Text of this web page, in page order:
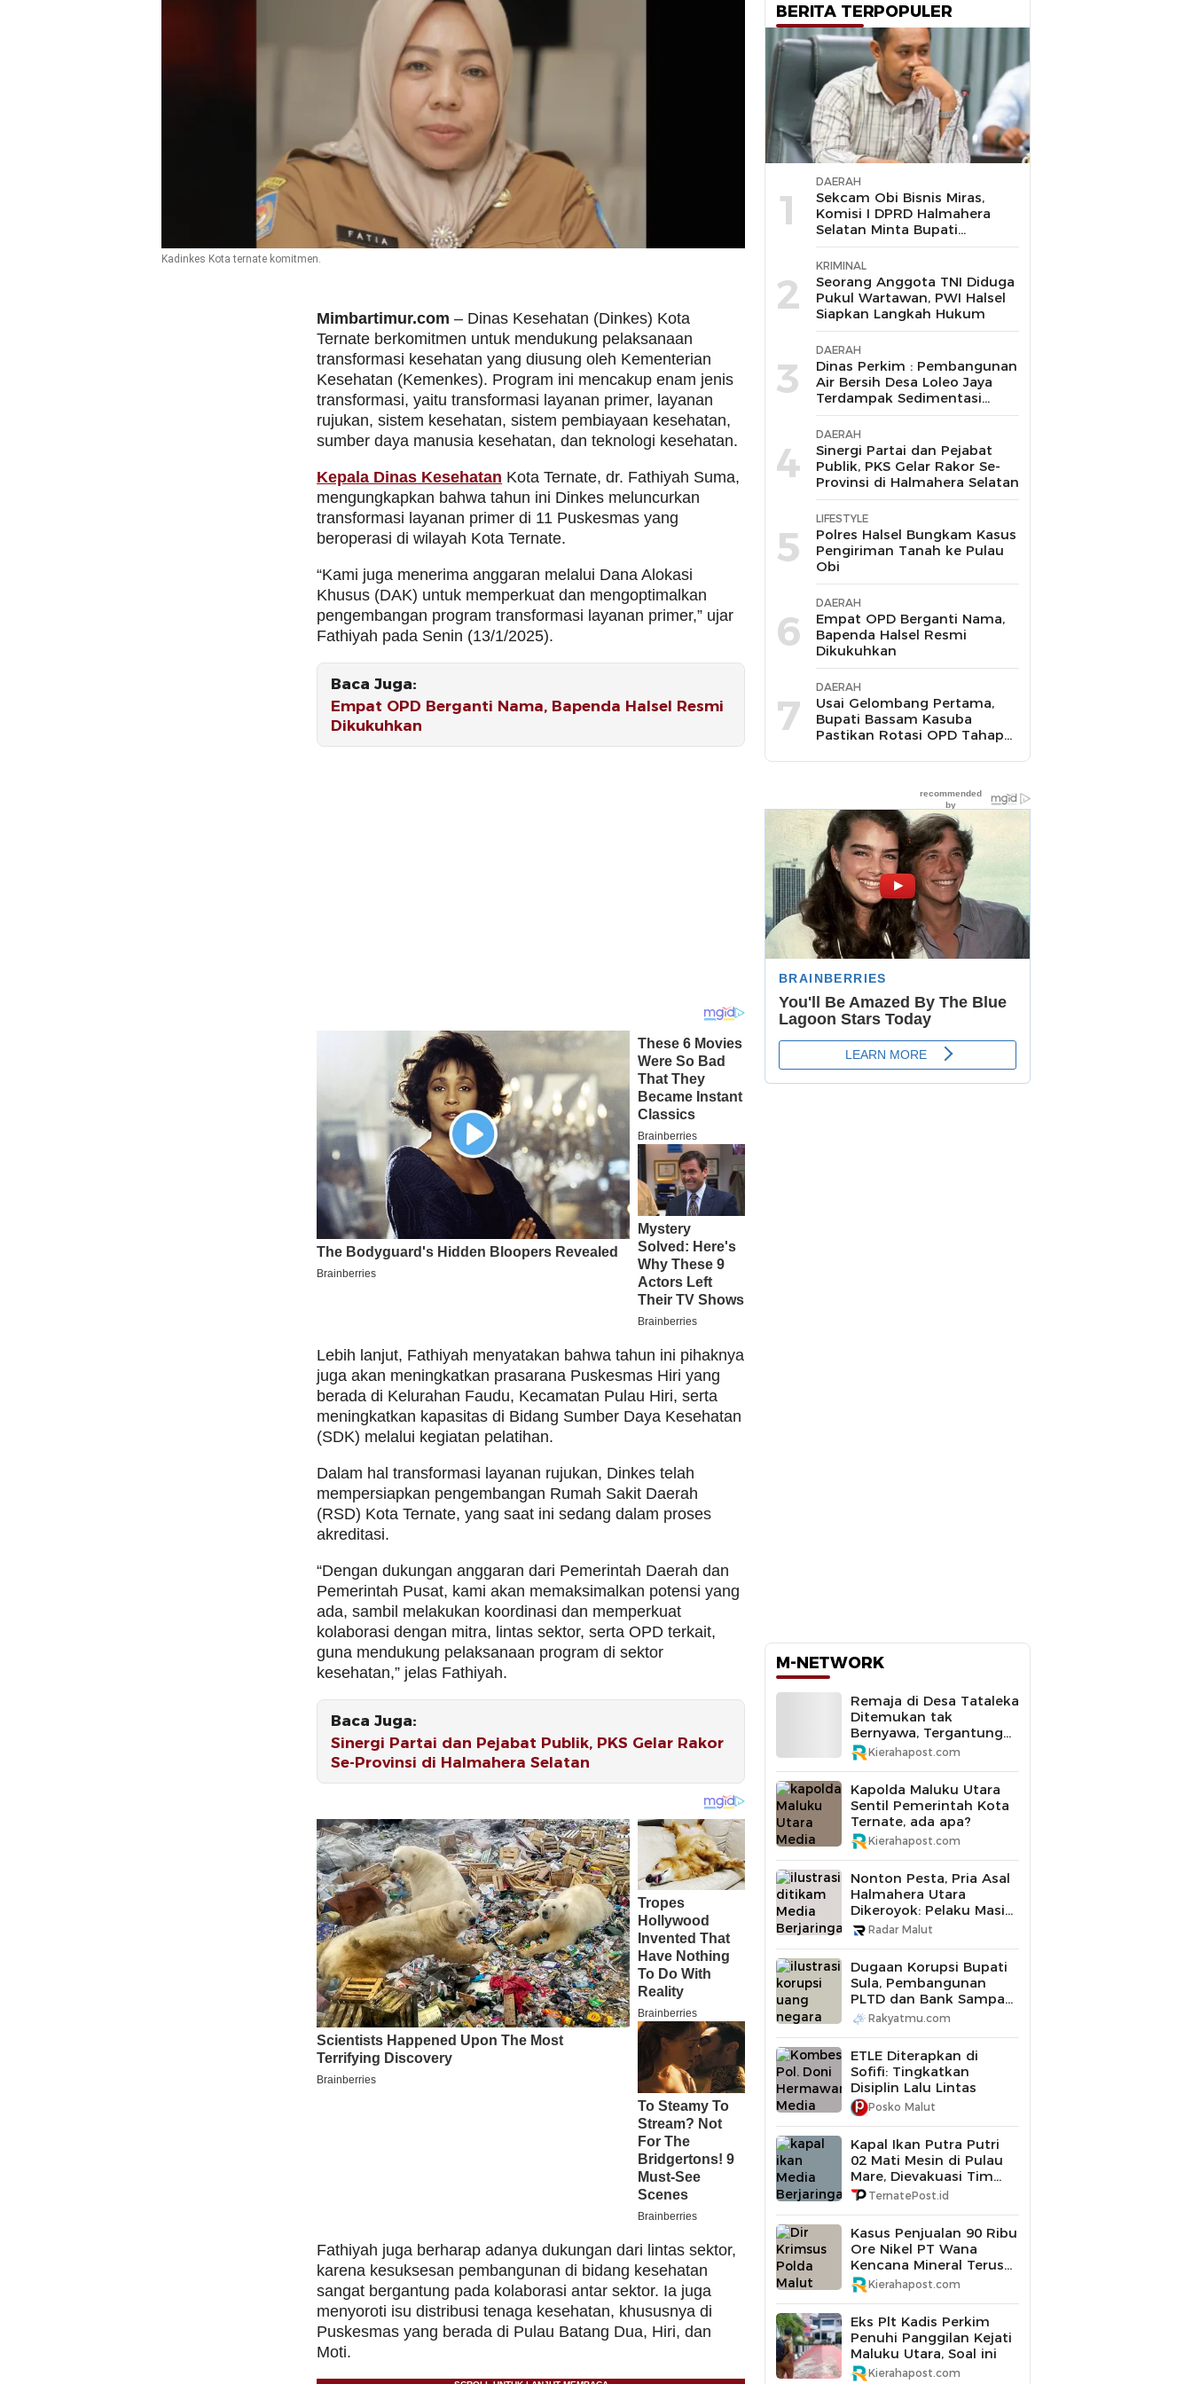
Kadinkes Kota ternate komitmen.
Mimbartimur.com – Dinas Kesehatan (Dinkes) Kota
Ternate berkomitmen untuk mendukung pelaksanaan
transformasi kesehatan yang diusung oleh Kementerian
Kesehatan (Kemenkes). Program ini mencakup enam jenis
transformasi, yaitu transformasi layanan primer, layanan
rujukan, sistem kesehatan, sistem pembiayaan kesehatan,
sumber daya manusia kesehatan, dan teknologi kesehatan.
Kepala Dinas Kesehatan Kota Ternate, dr. Fathiyah Suma,
mengungkapkan bahwa tahun ini Dinkes meluncurkan
transformasi layanan primer di 11 Puskesmas yang
beroperasi di wilayah Kota Ternate.
“Kami juga menerima anggaran melalui Dana Alokasi
Khusus (DAK) untuk memperkuat dan mengoptimalkan
pengembangan program transformasi layanan primer,” ujar
Fathiyah pada Senin (13/1/2025).
Baca Juga:
Empat OPD Berganti Nama, Bapenda Halsel Resmi
Dikukuhkan
Lebih lanjut, Fathiyah menyatakan bahwa tahun ini pihaknya
juga akan meningkatkan prasarana Puskesmas Hiri yang
berada di Kelurahan Faudu, Kecamatan Pulau Hiri, serta
meningkatkan kapasitas di Bidang Sumber Daya Kesehatan
(SDK) melalui kegiatan pelatihan.
Dalam hal transformasi layanan rujukan, Dinkes telah
mempersiapkan pengembangan Rumah Sakit Daerah
(RSD) Kota Ternate, yang saat ini sedang dalam proses
akreditasi.
“Dengan dukungan anggaran dari Pemerintah Daerah dan
Pemerintah Pusat, kami akan memaksimalkan potensi yang
ada, sambil melakukan koordinasi dan memperkuat
kolaborasi dengan mitra, lintas sektor, serta OPD terkait,
guna mendukung pelaksanaan program di sektor
kesehatan,” jelas Fathiyah.
Baca Juga:
Sinergi Partai dan Pejabat Publik, PKS Gelar Rakor
Se-Provinsi di Halmahera Selatan
Fathiyah juga berharap adanya dukungan dari lintas sektor,
karena kesuksesan pembangunan di bidang kesehatan
sangat bergantung pada kolaborasi antar sektor. Ia juga
menyoroti isu distribusi tenaga kesehatan, khususnya di
Puskesmas yang berada di Pulau Batang Dua, Hiri, dan
Moti.
BERITA TERPOPULER
1
DAERAH
Sekcam Obi Bisnis Miras,
Komisi I DPRD Halmahera
Selatan Minta Bupati
Bertindak Tegas
2
KRIMINAL
Seorang Anggota TNI Diduga
Pukul Wartawan, PWI Halsel
Siapkan Langkah Hukum
3
DAERAH
Dinas Perkim : Pembangunan
Air Bersih Desa Loleo Jaya
Terdampak Sedimentasi
Suda Diperbaiki
4
DAERAH
Sinergi Partai dan Pejabat
Publik, PKS Gelar Rakor Se-
Provinsi di Halmahera Selatan
5
LIFESTYLE
Polres Halsel Bungkam Kasus
Pengiriman Tanah ke Pulau
Obi
6
DAERAH
Empat OPD Berganti Nama,
Bapenda Halsel Resmi
Dikukuhkan
7
DAERAH
Usai Gelombang Pertama,
Bupati Bassam Kasuba
Pastikan Rotasi OPD Tahap
M-NETWORK
Remaja di Desa Tataleka
Ditemukan tak
Bernyawa, Tergantung
di Pohon Mangga
Kierahapost.com
Kapolda Maluku Utara
Sentil Pemerintah Kota
Ternate, ada apa?
Kierahapost.com
Nonton Pesta, Pria Asal
Halmahera Utara
Dikeroyok: Pelaku Masih
Buron
Radar Malut
Dugaan Korupsi Bupati
Sula, Pembangunan
PLTD dan Bank Sampah
Diperiksa
Rakyatmu.com
ETLE Diterapkan di
Sofifi: Tingkatkan
Disiplin Lalu Lintas
Posko Malut
Kapal Ikan Putra Putri
02 Mati Mesin di Pulau
Mare, Dievakuasi Tim
SAR Gabungan
TernatePost.id
Kasus Penjualan 90 Ribu
Ore Nikel PT Wana
Kencana Mineral Terus
Didalami Polda Maluku
Utara
Kierahapost.com
Eks Plt Kadis Perkim
Penuhi Panggilan Kejati
Maluku Utara, Soal ini
Kierahapost.com